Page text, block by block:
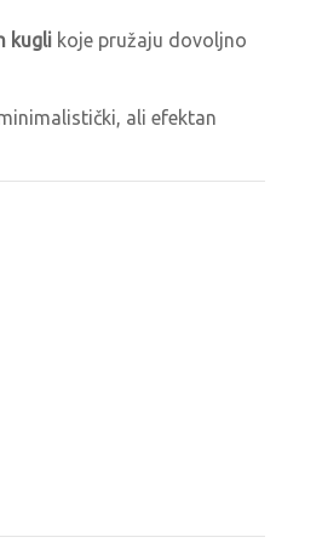
kugli koje pružaju dovoljno
ali efektan